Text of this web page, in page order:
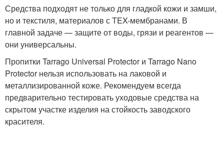
Средства подходят не только для гладкой кожи и замши,
но и текстиля, материалов с TEX-мембранами. В
главной задаче — защите от воды, грязи и реагентов —
они универсальны.
Пропитки Tarrago Universal Protector и Tarrago Nano
Protector нельзя использовать на лаковой и
металлизированной коже. Рекомендуем всегда
предварительно тестировать уходовые средства на
скрытом участке изделия на стойкость заводского
красителя.